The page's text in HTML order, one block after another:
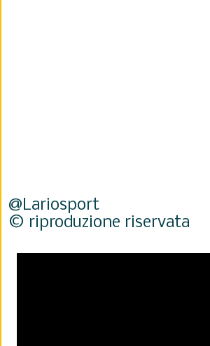
@Lariosport
© riproduzione riservata